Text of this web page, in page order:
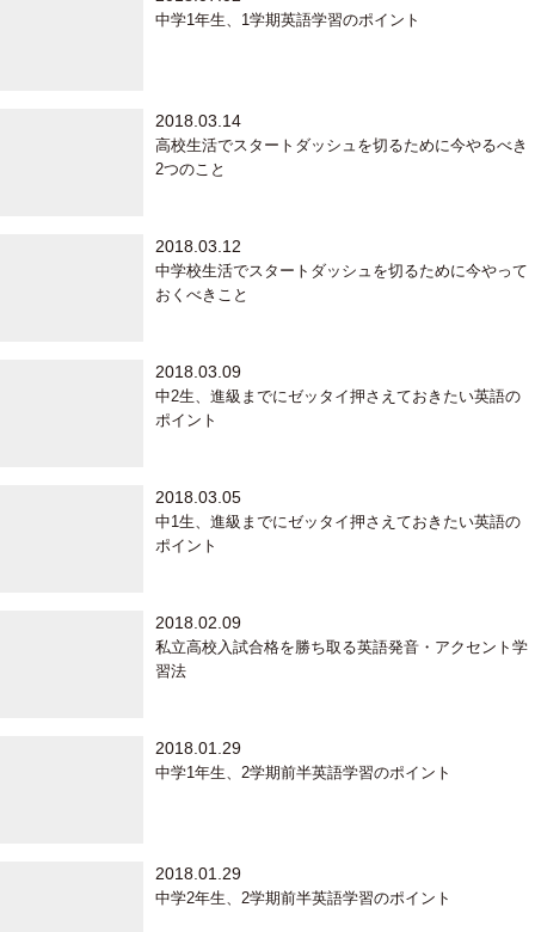
中学1年生、1学期英語学習のポイント
2018.03.14
高校生活でスタートダッシュを切るために今やるべき
2つのこと
2018.03.12
中学校生活でスタートダッシュを切るために今やって
おくべきこと
2018.03.09
中2生、進級までにゼッタイ押さえておきたい英語の
ポイント
2018.03.05
中1生、進級までにゼッタイ押さえておきたい英語の
ポイント
2018.02.09
私立高校入試合格を勝ち取る英語発音・アクセント学
習法
2018.01.29
中学1年生、2学期前半英語学習のポイント
2018.01.29
中学2年生、2学期前半英語学習のポイント